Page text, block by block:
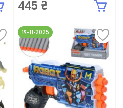
445 ₴
19-11-2025